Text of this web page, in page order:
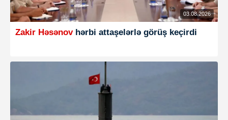
03.08.2026
Zakir Həsənovhərbi attaşelərlə görüş keçirdi